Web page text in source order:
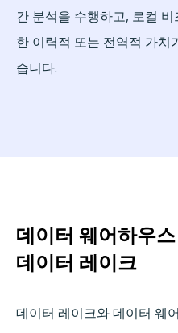
간 분석을 수행하고, 로컬
한 이력적 또는 전역적 가치
습니다.
데이터 웨어하우
데이터 레이크
데이터 레이크와 데이터 웨